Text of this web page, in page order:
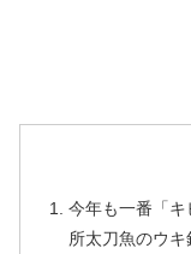
今年も一番「
所太刀魚のウキ